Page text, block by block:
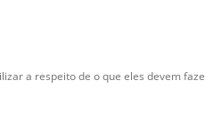
a respeito de o que eles devem